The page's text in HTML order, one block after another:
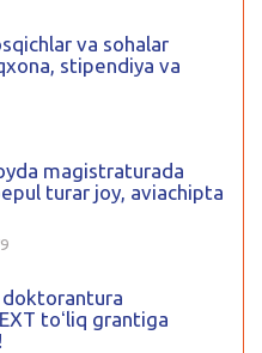
va sohalar
stipendiya va
magistraturada
turar joy, aviachipta
doktorantura
toʻliq grantiga